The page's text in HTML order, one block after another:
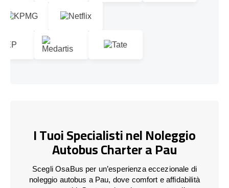
I Tuoi Specialisti nel Noleggio
Autobus Charter a Pau
Scegli OsaBus per un’esperienza eccezionale di
noleggio autobus a Pau, dove comfort e affidabilità